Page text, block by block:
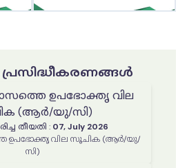
പ്രസിദ്ധീകരണങ്ങൾ
ഉപഭോക്തൃ വില
(ആർ/യു/സി)
തീയതി : 07, July 2026
സി)